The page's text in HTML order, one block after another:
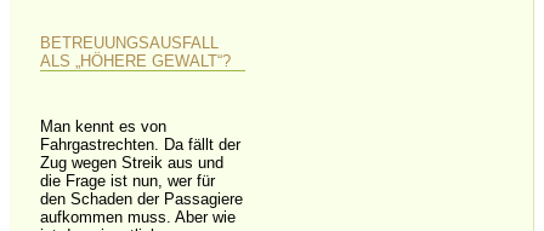
BETREUUNGSAUSFALL
ALS „HÖHERE GEWALT“?
Man kennt es von
Fahrgastrechten. Da fällt der
Zug wegen Streik aus und
die Frage ist nun, wer für
den Schaden der Passagiere
aufkommen muss. Aber wie